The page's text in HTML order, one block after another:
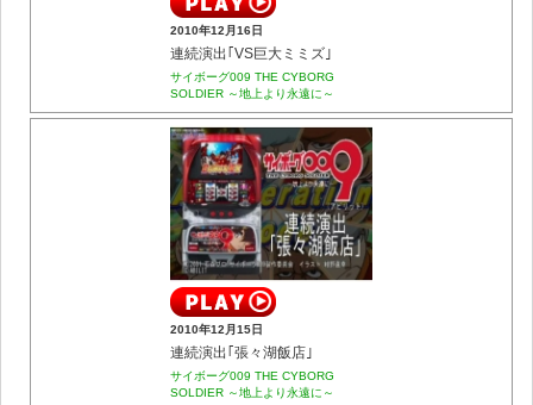
2010年12月16日
連続演出｢VS巨大ミミズ｣
サイボーグ009 THE CYBORG
SOLDIER ～地上より永遠に～
2010年12月15日
連続演出｢張々湖飯店｣
サイボーグ009 THE CYBORG
SOLDIER ～地上より永遠に～